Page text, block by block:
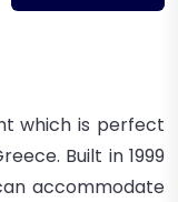
which is perfect
Built in 1999
accommodate